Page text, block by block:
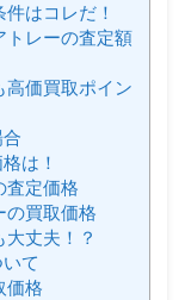
はコレだ！
トレーの査定額
価買取ポイン
は！
査定価格
の買取価格
丈夫！？
て
価格